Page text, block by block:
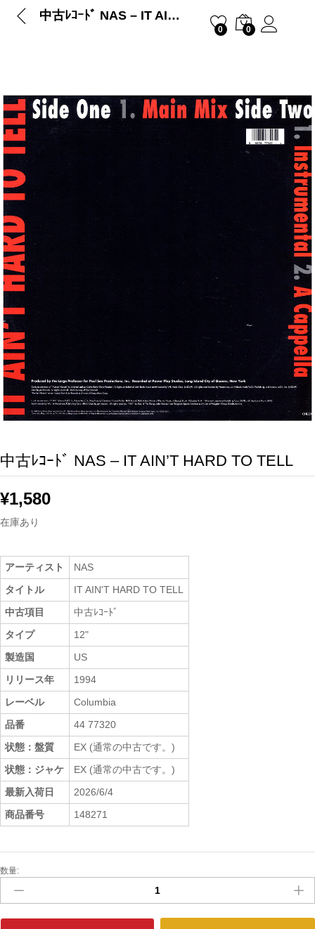
中古ﾚｺｰﾄﾞ NAS – IT AIN’T HARD TO TELL
0 0
中古ﾚｺｰﾄﾞ NAS – IT AIN’T HARD TO TELL
¥1,580
在庫あり
アーティスト
NAS
タイトル
IT AIN'T HARD TO TELL
中古項目
中古ﾚｺｰﾄﾞ
タイプ
12"
製造国
US
リリース年
1994
レーベル
Columbia
品番
44 77320
状態：盤質
EX (通常の中古です。)
状態：ジャケ
EX (通常の中古です。)
最新入荷日
2026/6/4
商品番号
148271
中
ﾚ
ｺ
数量: